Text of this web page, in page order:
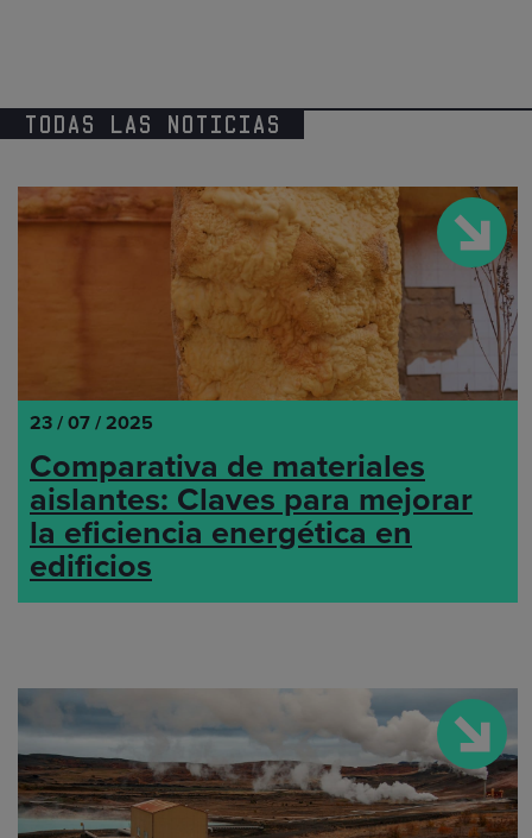
TODAS LAS NOTICIAS
23 / 07 / 2025
Comparativa de materiales
aislantes: Claves para mejorar
la eficiencia energética en
edificios